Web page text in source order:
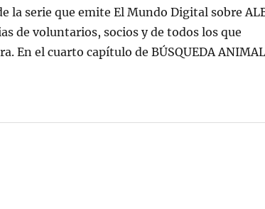
la serie que emite El Mundo Digital sobre
de voluntarios, socios y de todos los que
En el cuarto capítulo de BÚSQUEDA ANIMAL